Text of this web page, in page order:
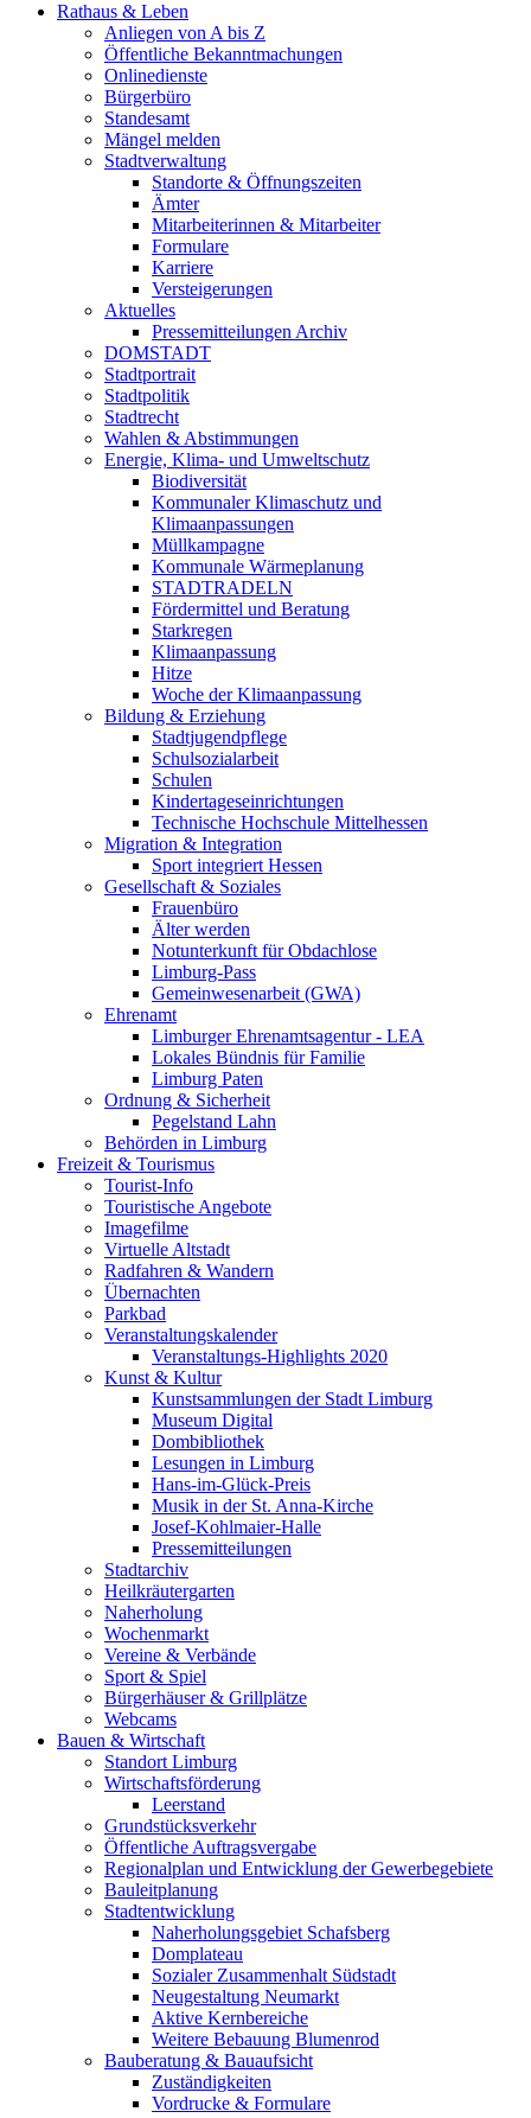
Rathaus & Leben
Anliegen von A bis Z
Öffentliche Bekanntmachungen
Onlinedienste
Bürgerbüro
Standesamt
Mängel melden
Stadtverwaltung
Standorte & Öffnungszeiten
Ämter
Mitarbeiterinnen & Mitarbeiter
Formulare
Karriere
Versteigerungen
Aktuelles
Pressemitteilungen Archiv
DOMSTADT
Stadtportrait
Stadtpolitik
Stadtrecht
Wahlen & Abstimmungen
Energie, Klima- und Umweltschutz
Biodiversität
Kommunaler Klimaschutz und
Klimaanpassungen
Müllkampagne
Kommunale Wärmeplanung
STADTRADELN
Fördermittel und Beratung
Starkregen
Klimaanpassung
Hitze
Woche der Klimaanpassung
Bildung & Erziehung
Stadtjugendpflege
Schulsozialarbeit
Schulen
Kindertageseinrichtungen
Technische Hochschule Mittelhessen
Migration & Integration
Sport integriert Hessen
Gesellschaft & Soziales
Frauenbüro
Älter werden
Notunterkunft für Obdachlose
Limburg-Pass
Gemeinwesenarbeit (GWA)
Ehrenamt
Limburger Ehrenamtsagentur - LEA
Lokales Bündnis für Familie
Limburg Paten
Ordnung & Sicherheit
Pegelstand Lahn
Behörden in Limburg
Freizeit & Tourismus
Tourist-Info
Touristische Angebote
Imagefilme
Virtuelle Altstadt
Radfahren & Wandern
Übernachten
Parkbad
Veranstaltungskalender
Veranstaltungs-Highlights 2020
Kunst & Kultur
Kunstsammlungen der Stadt Limburg
Museum Digital
Dombibliothek
Lesungen in Limburg
Hans-im-Glück-Preis
Musik in der St. Anna-Kirche
Josef-Kohlmaier-Halle
Pressemitteilungen
Stadtarchiv
Heilkräutergarten
Naherholung
Wochenmarkt
Vereine & Verbände
Sport & Spiel
Bürgerhäuser & Grillplätze
Webcams
Bauen & Wirtschaft
Standort Limburg
Wirtschaftsförderung
Leerstand
Grundstücksverkehr
Öffentliche Auftragsvergabe
Regionalplan und Entwicklung der Gewerbegebiete
Bauleitplanung
Stadtentwicklung
Naherholungsgebiet Schafsberg
Domplateau
Sozialer Zusammenhalt Südstadt
Neugestaltung Neumarkt
Aktive Kernbereiche
Weitere Bebauung Blumenrod
Bauberatung & Bauaufsicht
Zuständigkeiten
Vordrucke & Formulare